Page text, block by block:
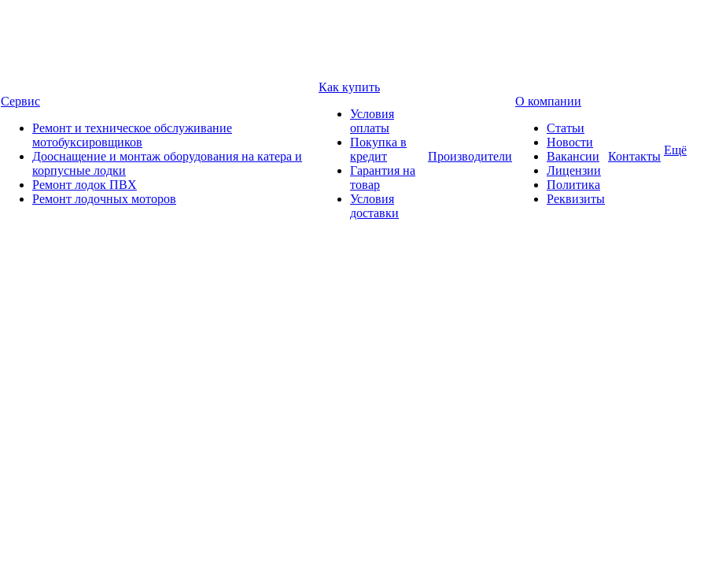
Сервис
Ремонт и техническое обслуживание
мотобуксировщиков
Дооснащение и монтаж оборудования на катера и
корпусные лодки
Ремонт лодок ПВХ
Ремонт лодочных моторов
Как купить
Условия
оплаты
Покупка в
кредит
Гарантия на
товар
Условия
доставки
Производители
О компании
Статьи
Новости
Вакансии
Лицензии
Политика
Реквизиты
Контакты Ещё